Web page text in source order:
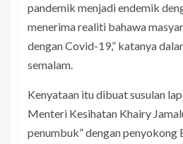
pandemik menjadi endemik
menerima realiti bahawa
dengan Covid-19,” katanya
semalam.
Kenyataan itu dibuat susulan
Menteri Kesihatan Khairy
penumbuk” dengan